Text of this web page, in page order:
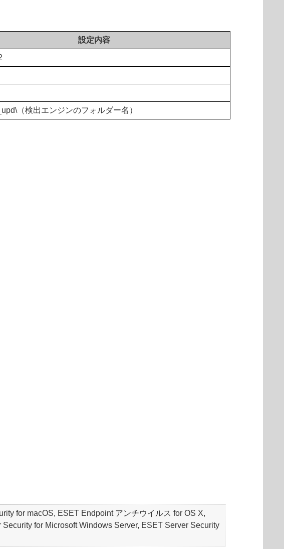
設定内容
（検出エンジンのフォルダー名）
for macOS, ESET Endpoint アンチウイルス for OS X,
for Microsoft Windows Server, ESET Server Security